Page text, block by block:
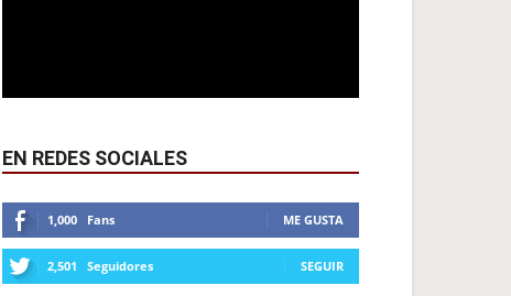
EN REDES SOCIALES
1,000 Fans ME GUSTA
2,501 Seguidores SEGUIR